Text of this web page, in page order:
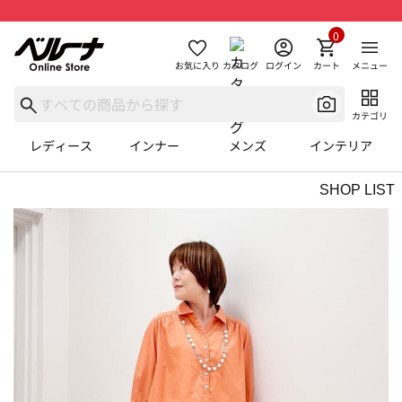
お気に入り カタログ ログイン カート
0
メニュー
カテゴリ
レディース インナー メンズ インテリア
SHOP LIST